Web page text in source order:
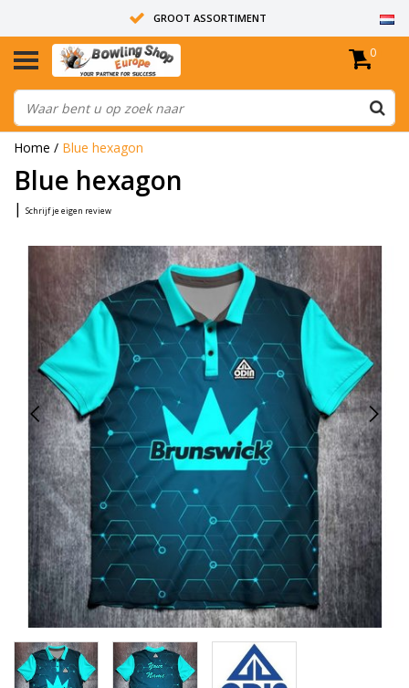
GROOT ASSORTIMENT
14 DAGEN RETOUR RECHT
ALLE BOWLINGBALLEN ZIJN ONGEBOORD
0
Home / Blue hexagon
Blue hexagon
| Schrijf je eigen review